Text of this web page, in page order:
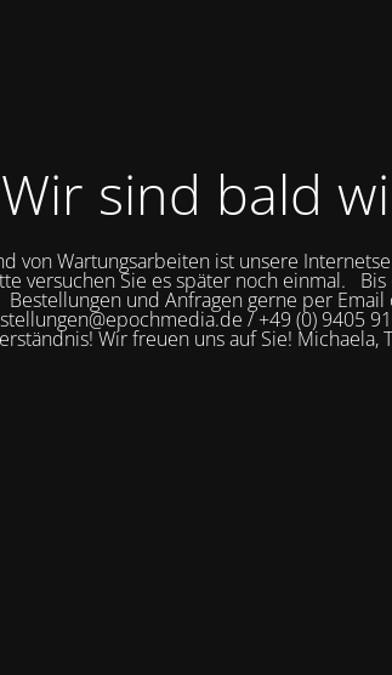
Wir sind bald
von Wartungsarbeiten ist unsere
versuchen Sie es später noch einmal.
Bestellungen und Anfragen gerne per
/ +49 (0) 9405
Wir freuen uns auf Sie! Michaela,